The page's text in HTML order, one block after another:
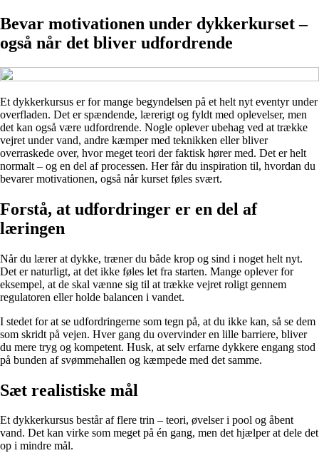
Bevar motivationen under dykkerkurset –
også når det bliver udfordrende
Et dykkerkursus er for mange begyndelsen på et helt nyt eventyr under
overfladen. Det er spændende, lærerigt og fyldt med oplevelser, men
det kan også være udfordrende. Nogle oplever ubehag ved at trække
vejret under vand, andre kæmper med teknikken eller bliver
overraskede over, hvor meget teori der faktisk hører med. Det er helt
normalt – og en del af processen. Her får du inspiration til, hvordan du
bevarer motivationen, også når kurset føles svært.
Forstå, at udfordringer er en del af
læringen
Når du lærer at dykke, træner du både krop og sind i noget helt nyt.
Det er naturligt, at det ikke føles let fra starten. Mange oplever for
eksempel, at de skal vænne sig til at trække vejret roligt gennem
regulatoren eller holde balancen i vandet.
I stedet for at se udfordringerne som tegn på, at du ikke kan, så se dem
som skridt på vejen. Hver gang du overvinder en lille barriere, bliver
du mere tryg og kompetent. Husk, at selv erfarne dykkere engang stod
på bunden af svømmehallen og kæmpede med det samme.
Sæt realistiske mål
Et dykkerkursus består af flere trin – teori, øvelser i pool og åbent
vand. Det kan virke som meget på én gang, men det hjælper at dele det
op i mindre mål.